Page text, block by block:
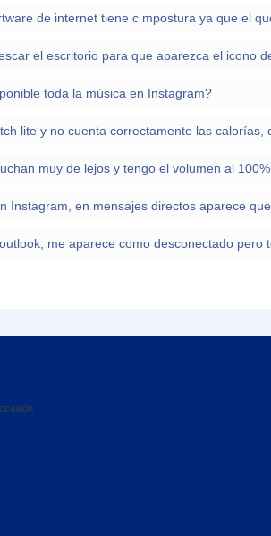
toda la música en Instagram?
muy de lejos y tengo el volumen al 100%